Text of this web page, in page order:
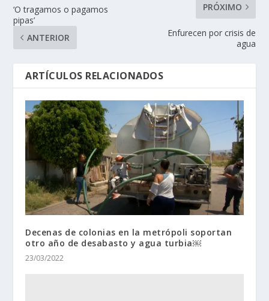
‘O tragamos o pagamos
pipas’
ANTERIOR
PRÓXIMO
Enfurecen por crisis de
agua
ARTÍCULOS RELACIONADOS
Decenas de colonias en la metrópoli soportan
otro año de desabasto y agua turbia￼
23/03/2022